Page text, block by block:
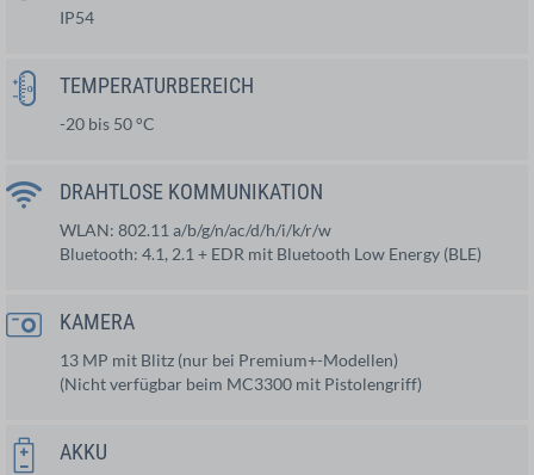
IP54
TEMPERATURBEREICH
-20 bis 50 °C
DRAHTLOSE KOMMUNIKATION
WLAN: 802.11 a/b/g/n/ac/d/h/i/k/r/w
Bluetooth: 4.1, 2.1 + EDR mit Bluetooth Low Energy (BLE)
KAMERA
13 MP mit Blitz (nur bei Premium+-Modellen)
(Nicht verfügbar beim MC3300 mit Pistolengriff)
AKKU